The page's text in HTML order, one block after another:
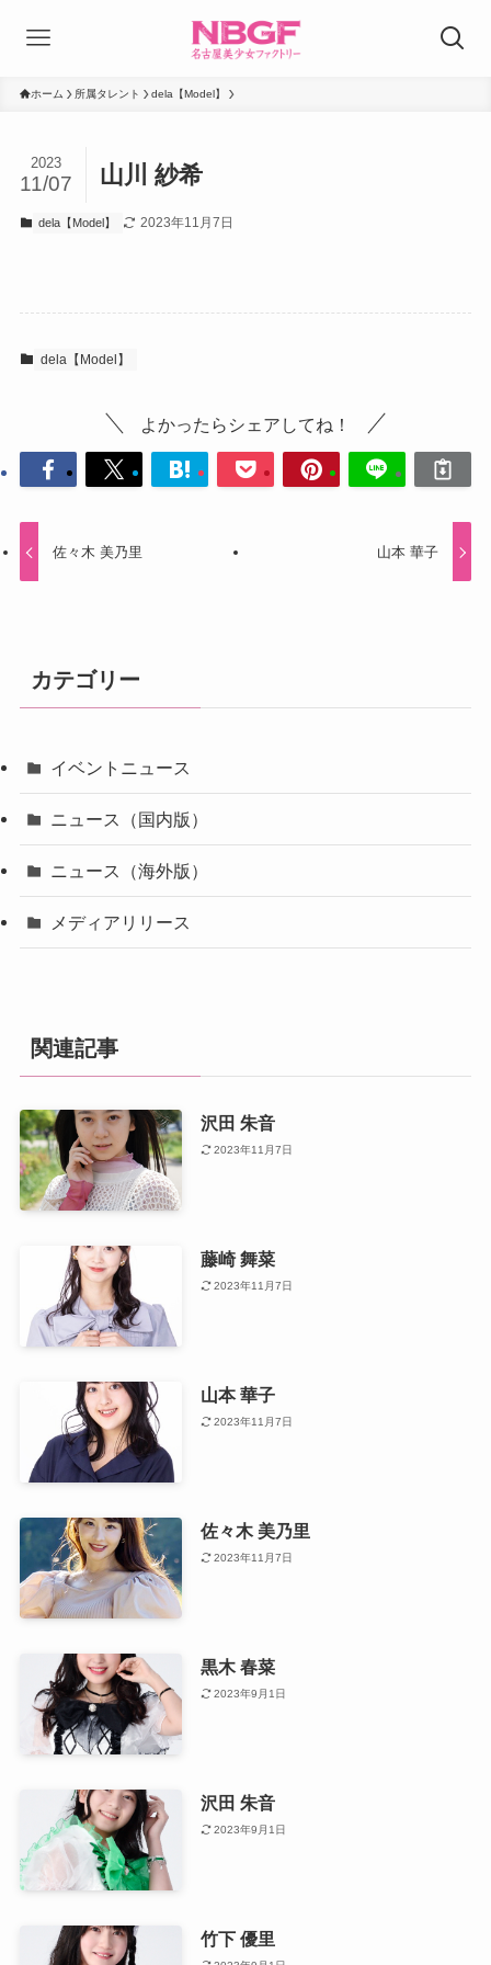
ホーム 所属タレント dela【Model】
山川 紗希
2023
11/07
dela【Model】 2023年11月7日
dela【Model】
よかったらシェアしてね！
佐々木 美乃里 山本 華子
カテゴリー
イベントニュース
ニュース（国内版）
ニュース（海外版）
メディアリリース
関連記事
沢田 朱音
2023年11月7日
藤崎 舞菜
2023年11月7日
山本 華子
2023年11月7日
佐々木 美乃里
2023年11月7日
黒木 春菜
2023年9月1日
沢田 朱音
2023年9月1日
竹下 優里